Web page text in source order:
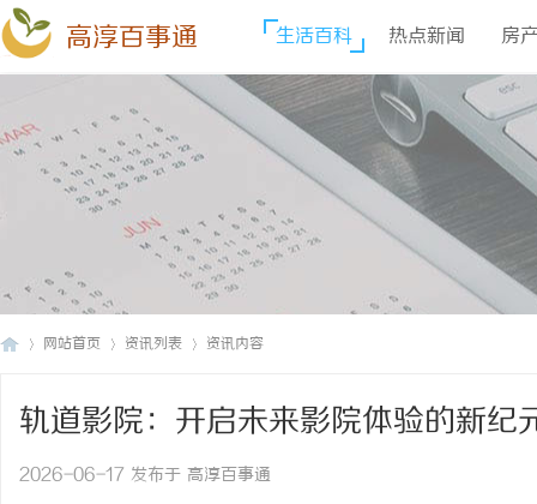
高淳百事通 生活百科 热点新闻 房
网站首页 资讯列表 资讯内容
轨道影院：开启未来影院体验的新纪
2026-06-17 发布于 高淳百事通